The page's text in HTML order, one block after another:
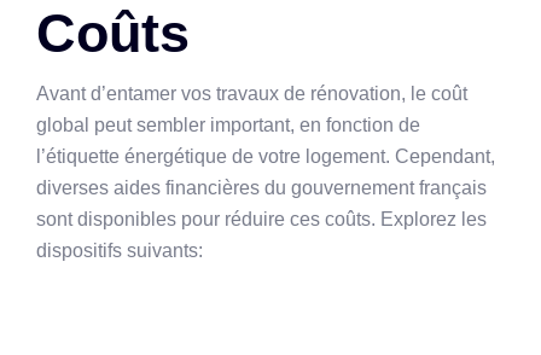
Coûts
Avant d’entamer vos travaux de rénovation, le coût
global peut sembler important, en fonction de
l’étiquette énergétique de votre logement. Cependant,
diverses aides financières du gouvernement français
sont disponibles pour réduire ces coûts. Explorez les
dispositifs suivants: